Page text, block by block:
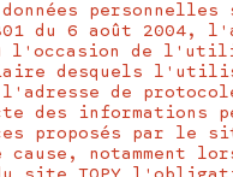
du 6 août 2004,
l'occasion de
desquels
de
des
proposés par le
cause,